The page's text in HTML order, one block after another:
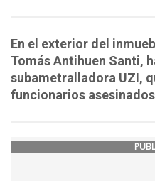
En el exterior del
Tomás Antihuen Santi,
subametralladora UZI,
funcionarios